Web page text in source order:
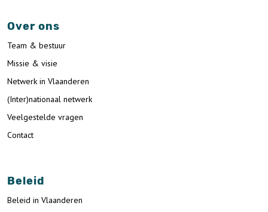
Over ons
Team & bestuur
Missie & visie
Netwerk in Vlaanderen
(Inter)nationaal netwerk
Veelgestelde vragen
Contact
Beleid
Beleid in Vlaanderen